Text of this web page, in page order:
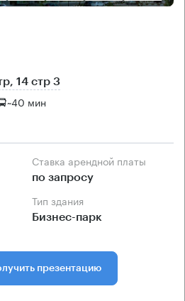
14 стр 3
~40 мин
Ставка арендной платы
по запросу
Тип здания
Бизнес-парк
презентацию